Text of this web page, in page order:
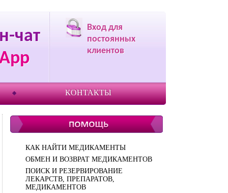
чат
Вход для
постоянных
клиентов
КОНТАКТЫ
КАК НАЙТИ МЕДИКАМЕНТЫ
ОБМЕН И ВОЗВРАТ МЕДИКАМЕНТОВ
ПОИСК И РЕЗЕРВИРОВАНИЕ
ЛЕКАРСТВ, ПРЕПАРАТОВ,
МЕДИКАМЕНТОВ